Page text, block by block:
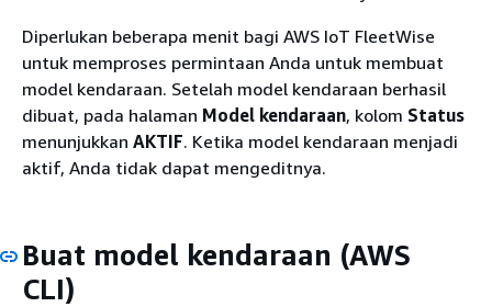
Diperlukan beberapa menit bagi AWS IoT FleetWise
untuk memproses permintaan Anda untuk membuat
model kendaraan. Setelah model kendaraan berhasil
dibuat, pada halaman Model kendaraan, kolom Status
menunjukkan AKTIF. Ketika model kendaraan menjadi
aktif, Anda tidak dapat mengeditnya.
Buat model kendaraan (AWS
CLI)